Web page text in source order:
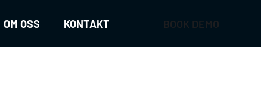
OM OSS KONTAKT BOOK DEMO